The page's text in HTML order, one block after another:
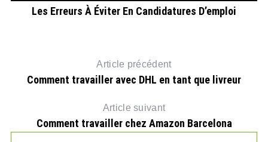
Les Erreurs À Éviter En Candidatures D’emploi
Article précédent
Comment travailler avec DHL en tant que livreur
Article suivant
Comment travailler chez Amazon Barcelona